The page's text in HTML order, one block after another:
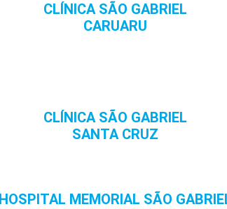
CLÍNICA SÃO GABRIEL
CARUARU
CLÍNICA SÃO GABRIEL
SANTA CRUZ
HOSPITAL MEMORIAL SÃO